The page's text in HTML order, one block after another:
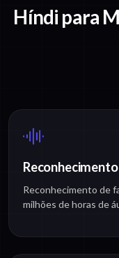
Híndi para
Reconhecimento de
milhões de horas de